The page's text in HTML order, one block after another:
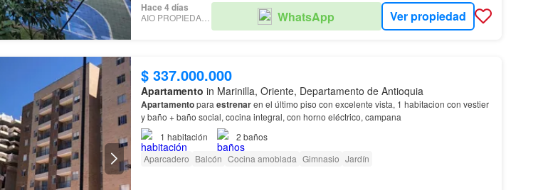
Hace 4 días
AIO PROPIEDAD RAIZ WhatsApp Ver propiedad
$ 337.000.000
Apartamento in Marinilla, Oriente, Departamento de Antioquia
Apartamentopara estrenaren el último piso con excelente vista, 1 habitacion con vestier
y baño + baño social, cocina integral, con horno eléctrico, campana
1 habitación 2 baños
Aparcadero Balcón Cocina amoblada Gimnasio Jardín